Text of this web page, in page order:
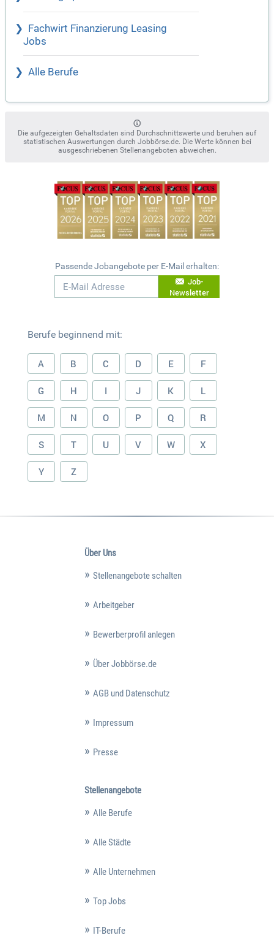
Fachwirt Finanzierung Leasing
Jobs
Alle Berufe
Die aufgezeigten Gehaltsdaten sind Durchschnittswerte und beruhen auf
statistischen Auswertungen durch Jobbörse.de. Die Werte können bei
ausgeschriebenen Stellenangeboten abweichen.
Passende Jobangebote per E-Mail erhalten:
Job-
Newsletter
Berufe beginnend mit:
A B C D E F
G H I J K L
M N O P Q R
S T U V W X
Y Z
Über Uns
Stellenangebote schalten
Arbeitgeber
Bewerberprofil anlegen
Über Jobbörse.de
AGB und Datenschutz
Impressum
Presse
Stellenangebote
Alle Berufe
Alle Städte
Alle Unternehmen
Top Jobs
IT-Berufe